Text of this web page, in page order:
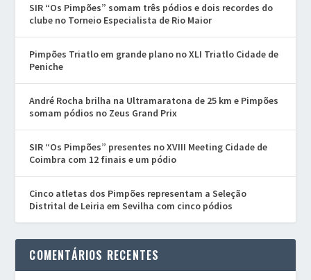
SIR “Os Pimpões” somam três pódios e dois recordes do
clube no Torneio Especialista de Rio Maior
Pimpões Triatlo em grande plano no XLI Triatlo Cidade de
Peniche
André Rocha brilha na Ultramaratona de 25 km e Pimpões
somam pódios no Zeus Grand Prix
SIR “Os Pimpões” presentes no XVIII Meeting Cidade de
Coimbra com 12 finais e um pódio
Cinco atletas dos Pimpões representam a Seleção
Distrital de Leiria em Sevilha com cinco pódios
COMENTÁRIOS RECENTES